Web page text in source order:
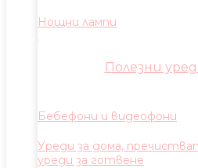
Нощни лампи
Полезни
Бебефони и видеофони
Уреди за дома,
уреди за готвене